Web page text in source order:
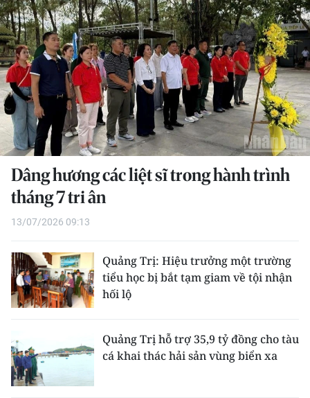
GIÁO DỤC
Y TẾ
KHOA HỌC - CÔNG NGHỆ
MÔI TRƯỜNG
BẠN ĐỌC
KIỂM CHỨNG THÔNG TIN
TRI THỨC CHUYÊN SÂU
54 DÂN TỘC VIỆT NAM
CHƯƠNG TRÌNH OCOP - MỖI XÃ
MỘT SẢN PHẨM
RADIO
MEDIA CENTER
Dâng hương các liệt sĩ trong hành trình
tháng 7 tri ân
13/07/2026 09:13
Quảng Trị: Hiệu trưởng một trường
tiểu học bị bắt tạm giam về tội nhận
hối lộ
Quảng Trị hỗ trợ 35,9 tỷ đồng cho tàu
cá khai thác hải sản vùng biển xa